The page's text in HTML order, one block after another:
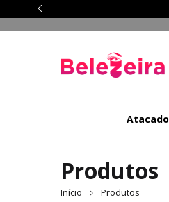
Atacado
Produtos
Início Produtos